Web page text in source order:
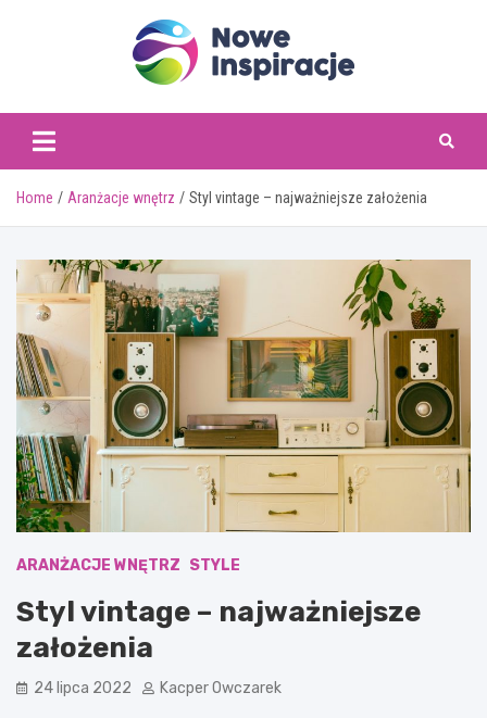
Home Aranżacje wnętrz Styl vintage – najważniejsze założenia
ARANŻACJE WNĘTRZ STYLE
Styl vintage – najważniejsze
założenia
24 lipca 2022 Kacper Owczarek